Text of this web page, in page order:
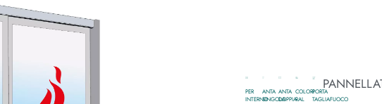
PER
INTERNO
ANTA
SINGOLA
ANTA
DOPPIA
COLORI
RAL
PORTA
TAGLIAFUOCO